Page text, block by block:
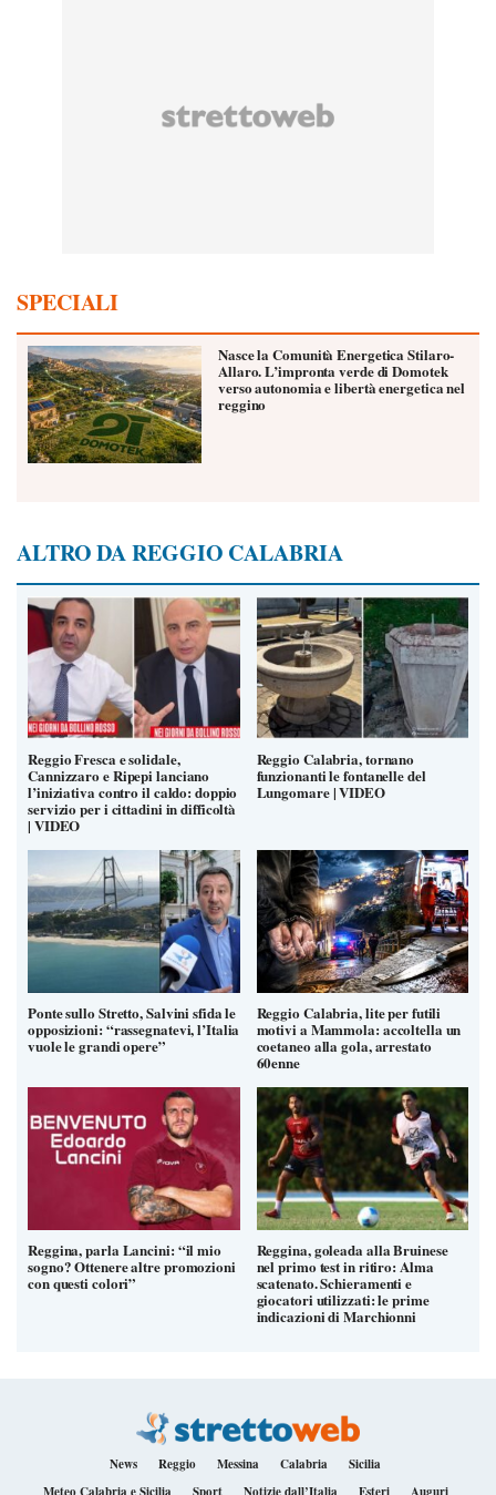
SPECIALI
Nasce la Comunità Energetica Stilaro-
Allaro. L’impronta verde di Domotek
verso autonomia e libertà energetica nel
reggino
ALTRO DA REGGIO CALABRIA
Reggio Fresca e solidale,
Cannizzaro e Ripepi lanciano
l’iniziativa contro il caldo: doppio
servizio per i cittadini in difficoltà
| VIDEO
Reggio Calabria, tornano
funzionanti le fontanelle del
Lungomare | VIDEO
Ponte sullo Stretto, Salvini sfida le
opposizioni: “rassegnatevi, l’Italia
vuole le grandi opere”
Reggio Calabria, lite per futili
motivi a Mammola: accoltella un
coetaneo alla gola, arrestato
60enne
Reggina, parla Lancini: “il mio
sogno? Ottenere altre promozioni
con questi colori”
Reggina, goleada alla Bruinese
nel primo test in ritiro: Alma
scatenato. Schieramenti e
giocatori utilizzati: le prime
indicazioni di Marchionni
News Reggio Messina Calabria
Sicilia
Meteo Calabria e Sicilia
Sport Notizie dall’Italia Esteri Auguri